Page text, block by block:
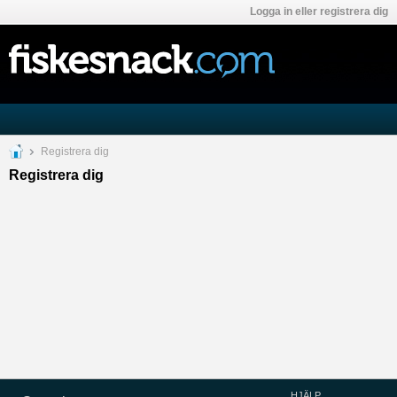
Logga in eller registrera dig
Registrera dig
Registrera dig